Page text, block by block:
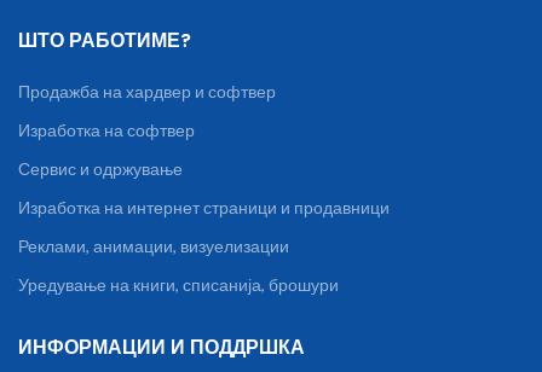
ШТО РАБОТИМЕ?
Продажба на хардвер и софтвер
Изработка на софтвер
Сервис и одржување
Изработка на интернет страници и продавници
Реклами, анимации, визуелизации
Уредување на книги, списанија, брошури
ИНФОРМАЦИИ И ПОДДРШКА